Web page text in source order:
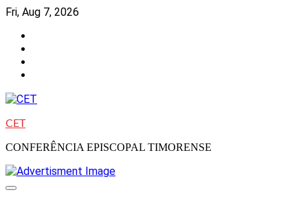
Skip
content
Fri, Aug 7, 2026
CET
CONFERÊNCIA EPISCOPAL TIMORENSE